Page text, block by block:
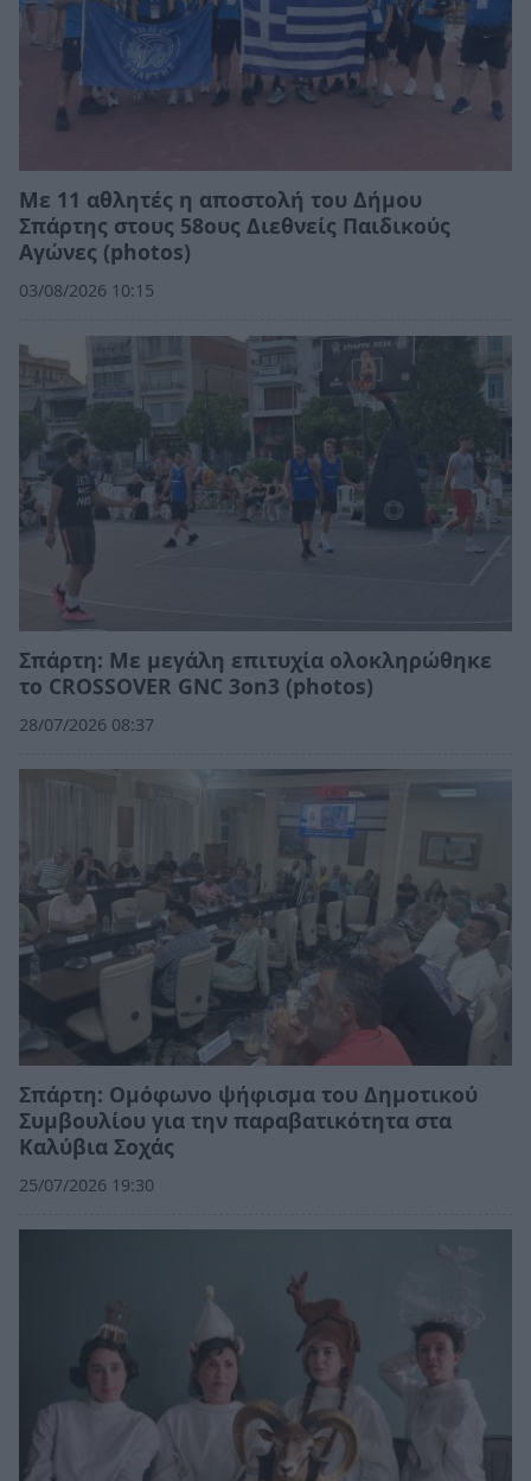
Με 11 αθλητές η αποστολή του Δήμου
Σπάρτης στους 58ους Διεθνείς Παιδικούς
Αγώνες (photos)
03/08/2026 10:15
Σπάρτη: Με μεγάλη επιτυχία ολοκληρώθηκε
το CROSSOVER GNC 3on3 (photos)
28/07/2026 08:37
Σπάρτη: Ομόφωνο ψήφισμα του Δημοτικού
Συμβουλίου για την παραβατικότητα στα
Καλύβια Σοχάς
25/07/2026 19:30